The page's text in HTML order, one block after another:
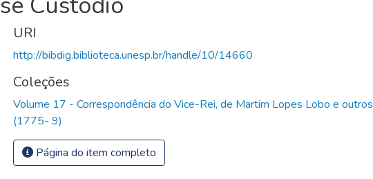
URI
http://bibdig.biblioteca.unesp.br/handle/10/14660
Coleções
Volume 17 - Correspondência do Vice-Rei, de Martim Lopes Lobo e outros
(1775- 9)
Página do item completo